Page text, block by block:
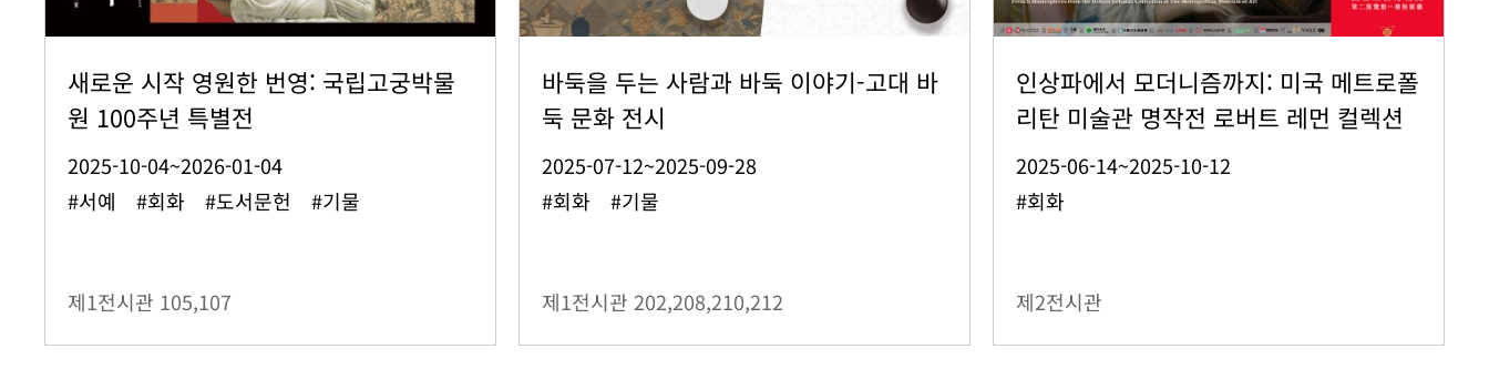
새로운 시작 영원한 번영: 국립고궁박물
원 100주년 특별전
2025-10-04~2026-01-04
#서예 #회화 #도서문헌 #기물
제1전시관 105,107
바둑을 두는 사람과 바둑 이야기-고대 바
둑 문화 전시
2025-07-12~2025-09-28
#회화 #기물
제1전시관 202,208,210,212
인상파에서 모더니즘까지: 미국 메트로폴
리탄 미술관 명작전 로버트 레먼 컬렉션
2025-06-14~2025-10-12
#회화
제2전시관